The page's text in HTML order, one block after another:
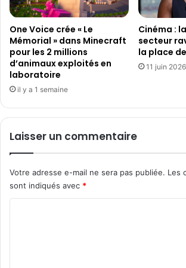
é
t
i
e
r
s
d
u
e
t
e
r
d
e
l
l
e
s
c
o
n
é
u
e
n
e
One Voice crée « Le
Mémorial » dans Minecraft
pour les 2 millions
d’animaux exploités en
laboratoire
il y a 1 semaine
Cinéma :
secteur
la place
11 juin 2026
Laisser un commentaire
Votre adresse e-mail ne sera pas publiée. Les
sont indiqués avec *